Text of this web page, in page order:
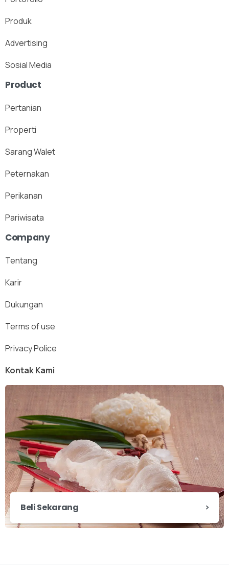
Produk
Advertising
Sosial Media
Product
Pertanian
Properti
Sarang Walet
Peternakan
Perikanan
Pariwisata
Company
Tentang
Karir
Dukungan
Terms of use
Privacy Police
Kontak Kami
Beli Sekarang